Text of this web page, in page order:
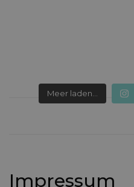
Meer laden...
Impressum